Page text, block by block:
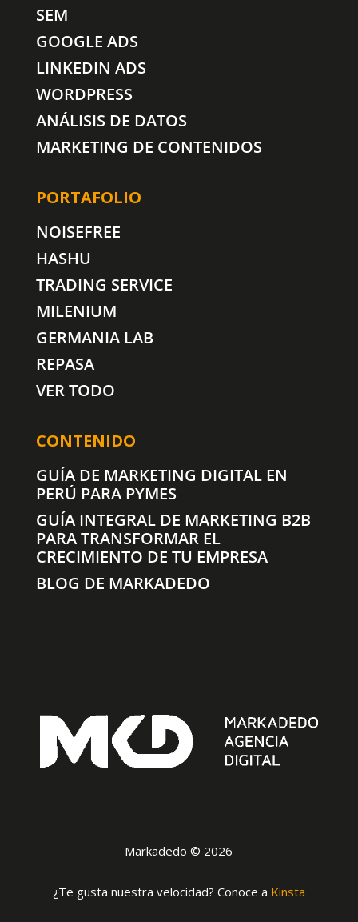
SEM
GOOGLE ADS
LINKEDIN ADS
WORDPRESS
ANÁLISIS DE DATOS
MARKETING DE CONTENIDOS
PORTAFOLIO
NOISEFREE
HASHU
TRADING SERVICE
MILENIUM
GERMANIA LAB
REPASA
VER TODO
CONTENIDO
GUÍA DE MARKETING DIGITAL EN
PERÚ PARA PYMES
GUÍA INTEGRAL DE MARKETING B2B
PARA TRANSFORMAR EL
CRECIMIENTO DE TU EMPRESA
BLOG DE MARKADEDO
Markadedo © 2026
¿Te gusta nuestra velocidad? Conoce a Kinsta